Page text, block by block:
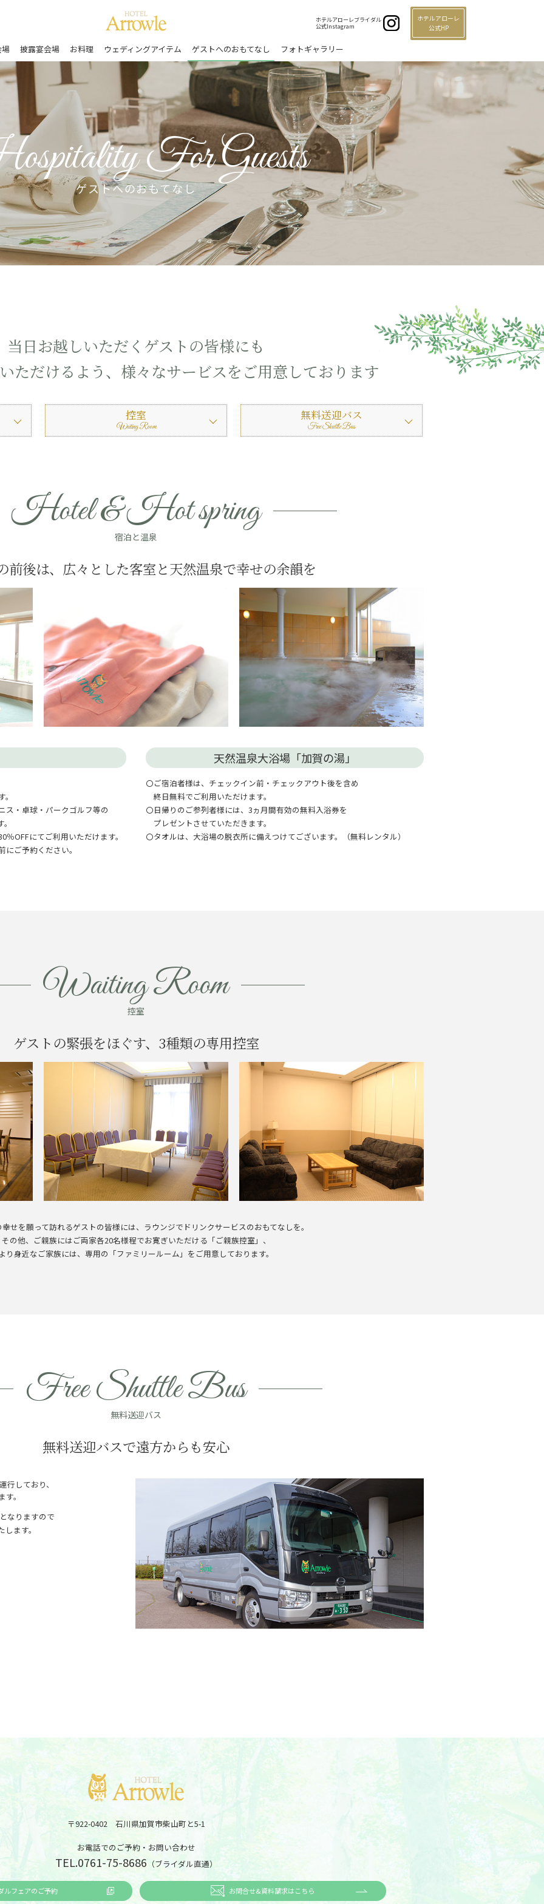
ホテルアローレブライダル
公式Instagram
ホテルアローレ
公式HP
披露宴会場 お料理 ウェディングアイテム ゲストへのおもてなし フォトギャラリー
ゲストへのおもてなし
当日お越しいただくゲストの皆様にも
ただけるよう、様々なサービスをご用意しております
控室
Waiting Room
無料送迎バス
Free Shuttle Bus
Hotel & Hot spring
宿泊と温泉
前後は、広々とした客室と天然温泉で幸せの余韻を
ス・卓球・パークゴルフ等の
OFFにてご利用いただけます。
ご予約ください。
天然温泉大浴場「加賀の湯」
〇ご宿泊者様は、チェックイン前・チェックアウト後を含め
終日無料でご利用いただけます。
〇日帰りのご参列者様には、3ヵ月間有効の無料入浴券を
プレゼントさせていただきます。
〇タオルは、大浴場の脱衣所に備えつけてございます。（無料レンタル）
Waiting Room
控室
ゲストの緊張をほぐす、3種類の専用控室
せを願って訪れるゲストの皆様には、ラウンジでドリンクサービスのおもてなしを。
その他、ご親族にはご両家各20名様程でお寛ぎいただける「ご親族控室」、
り身近なご家族には、専用の「ファミリールーム」をご用意しております。
Free Shuttle Bus
無料送迎バス
無料送迎バスで遠方からも安心
しており、
。
なりますので
ます。
〒922-0402 石川県加賀市柴山町と5-1
お電話でのご予約・お問い合わせ
TEL.0761-75-8686 （ブライダル直通）
ルフェアのご予約 お問合せ&資料請求はこちら